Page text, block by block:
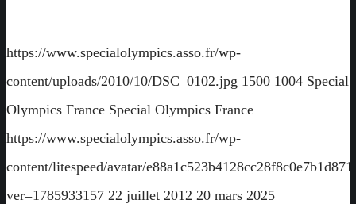
https://www.specialolympics.asso.fr/wp-
content/uploads/2010/10/DSC_0102.jpg 1500 1004 Special
Olympics France Special Olympics France
https://www.specialolympics.asso.fr/wp-
content/litespeed/avatar/
ver=1785933157 22 juillet 2012 20 mars 2025